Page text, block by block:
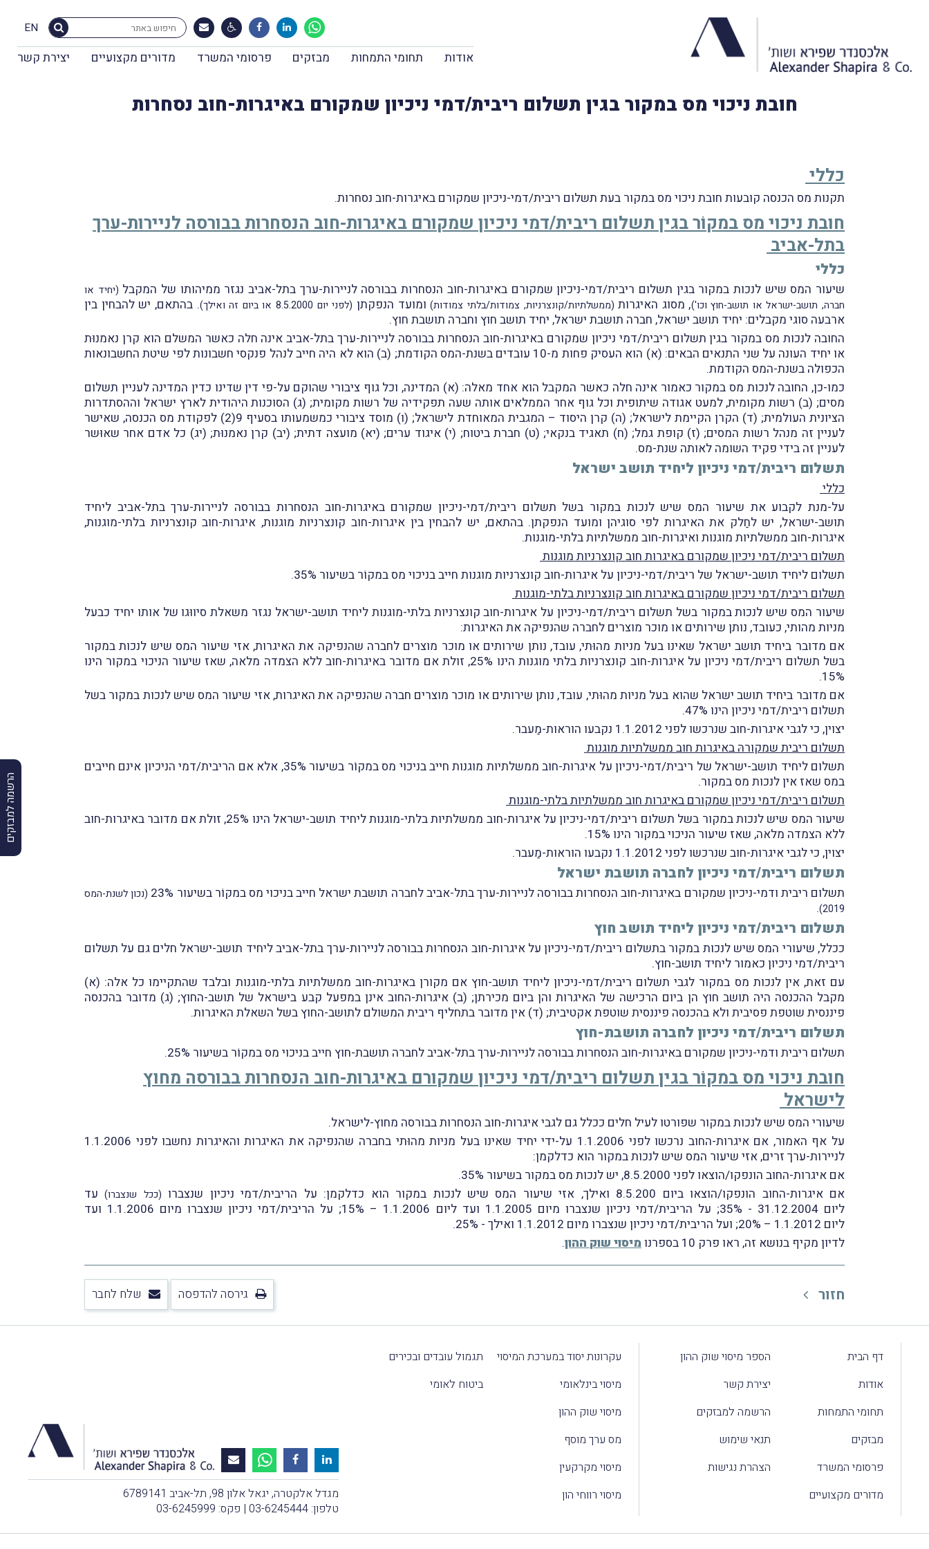
EN
אודות תחומי התמחות מבזקים פרסומי המשרד מדורים מקצועיים יצירת קשר
הרשמה למבזקים
חובת ניכוי מס במקור בגין תשלום ריבית/דמי ניכיון שמקורם באיגרות-חוב נסחרות
כללי
תקנות מס הכנסה קובעות חובת ניכוי מס במקור בעת תשלום ריבית/דמי-ניכיון שמקורם באיגרות-חוב נסחרות.
חובת ניכוי מס במקוֹר בגין תשלום ריבית/דמי ניכיון שמקורם באיגרות-חוב הנסחרות בבורסה לניירות-ערך
בתל-אביב
כללי
שיעור המס שיש לנכות במקור בגין תשלום ריבית/דמי-ניכיון שמקורם באיגרות-חוב הנסחרות בבורסה לניירות-ערך בתל-אביב נגזר ממיהותו של המקבל (יחיד או
חברה, תושב-ישראל או תושב-חוץ וכו'), מסוג האיגרות (ממשלתיות/קונצרניות, צמודות/בלתי צמודות)ומועד הנפקתן (לפני יום 8.5.2000 או ביום זה ואילך)
. בהתאם, יש להבחין בין
ארבעה סוגי מקבלים: יחיד תושב ישראל, חברה תושבת ישראל, יחיד תושב חוץ וחברה תושבת חוץ.
החובה לנכות מס במקור בגין תשלום ריבית/דמי ניכיון שמקורם באיגרות-חוב הנסחרות בבורסה לניירות-ערך בתל-אביב אינה חלה כאשר המשלם הוא קרן נאמנוּת
או יחיד העונה על שני התנאים הבאים: (א) הוא העסיק פחות מ-10 עובדים בשנת-המס הקודמת; (ב) הוא לא היה חייב לנהל פנקסי חשבונות לפי שיטת החשבונאות
הכפולה בשנת-המס הקודמת.
כמו-כן, החובה לנכות מס במקור כאמור אינה חלה כאשר המקבל הוא אחד מאלה: (א) המדינה, וכל גוף ציבורי שהוקם על-פי דין שדינו כדין המדינה לעניין תשלום
מסים; (ב) רשות מקומית, למעט אגודה שיתופית וכל גוף אחר הממלאים אותה שעה תפקידיה של רשות מקומית; (ג) הסוכנות היהודית לארץ ישראל וההסתדרות
הציונית העולמית; (ד) הקרן הקיימת לישראל; (ה) קרן היסוד – המגבית המאוחדת לישראל; (ו) מוסד ציבורי כמשמעותו בסעיף 9(2) לפקודת מס הכנסה, שאישר
לעניין זה מנהל רשות המסים; (ז) קופת גמל; (ח) תאגיד בנקאי; (ט) חברת ביטוח; (י) איגוד ערים; (יא) מועצה דתית; (יב) קרן נאמנוּת; (יג) כל אדם אחר שאוּשר
לעניין זה בידי פקיד השומה לאותה שנת-מס.
תשלום ריבית/דמי ניכיון ליחיד תושב ישראל
כללי
על-מנת לקבוע את שיעור המס שיש לנכות במקור בשל תשלום ריבית/דמי-ניכיון שמקורם באיגרות-חוב הנסחרות בבורסה לניירות-ערך בתל-אביב ליחיד
תושב-ישראל, יש לחַלק את האיגרות לפי סוגיהן ומועד הנפקתן. בהתאם, יש להבחין בין איגרות-חוב קונצרניות מוגנות, איגרות-חוב קונצרניות בלתי-מוגנות,
איגרות-חוב ממשלתיות מוגנות ואיגרות-חוב ממשלתיות בלתי-מוגנות.
תשלום ריבית/דמי ניכיון שמקורם באיגרות חוב קונצרניות מוגנות
תשלום ליחיד תושב-ישראל של ריבית/דמי-ניכיון על איגרות-חוב קונצרניות מוגנות חייב בניכוי מס במקוֹר בשיעור 35%.
תשלום ריבית/דמי ניכיון שמקורם באיגרות חוב קונצרניות בלתי-מוגנות
שיעור המס שיש לנכות במקור בשל תשלום ריבית/דמי-ניכיון על איגרות-חוב קונצרניות בלתי-מוגנות ליחיד תושב-ישראל נגזר משאלת סיווּגו של אותו יחיד כבעל
מניות מהותי, כעובד, נותן שירותים או מוכר מוצרים לחברה שהנפיקה את האיגרות:
אם מדובר ביחיד תושב ישראל שאינו בעל מניות מהוּתי, עובד, נותן שירותים או מוכר מוצרים לחברה שהנפיקה את האיגרות, אזי שיעור המס שיש לנכות במקור
בשל תשלום ריבית/דמי ניכיון על איגרות-חוב קונצרניות בלתי מוגנות הינו 25%, זולת אם מדובר באיגרות-חוב ללא הצמדה מלאה, שאז שיעור הניכוי במקור הינו
15%.
אם מדובר ביחיד תושב ישראל שהוא בעל מניות מהוּתי, עובד, נותן שירותים או מוכר מוצרים חברה שהנפיקה את האיגרות, אזי שיעור המס שיש לנכות במקור בשל
תשלום ריבית/דמי ניכיון הינו 47%.
יצוין, כי לגבי איגרות-חוב שנרכשו לפני 1.1.2012 נקבעו הוראות-מַעבר.
תשלום ריבית שמקורהּ באיגרות חוב ממשלתיות מוגנות
תשלום ליחיד תושב-ישראל של ריבית/דמי-ניכיון על איגרות-חוב ממשלתיות מוגנות חייב בניכוי מס במקוֹר בשיעור 35%, אלא אם הריבית/דמי הניכיון אינם חייבים
במס שאז אין לנכות מס במקור.
תשלום ריבית/דמי ניכיון שמקורם באיגרות חוב ממשלתיות בלתי-מוגנות
שיעור המס שיש לנכות במקור בשל תשלום ריבית/דמי-ניכיון על איגרות-חוב ממשלתיות בלתי-מוגנות ליחיד תושב-ישראל הינו 25%, זולת אם מדובר באיגרות-חוב
ללא הצמדה מלאה, שאז שיעור הניכוי במקור הינו 15%.
יצוין, כי לגבי איגרות-חוב שנרכשו לפני 1.1.2012 נקבעו הוראות-מַעבר.
תשלום ריבית/דמי ניכיון לחברה תושבת ישראל
תשלום ריבית ודמי-ניכיון שמקורם באיגרות-חוב הנסחרות בבורסה לניירות-ערך בתל-אביב לחברה תושבת ישראל חייב בניכוי מס במקוֹר בשיעור 23%
(נכון לשנת-המס
2019)
.
תשלום ריבית/דמי ניכיון ליחיד תושב חוץ
ככלל, שיעורי המס שיש לנכות במקור בתשלום ריבית/דמי-ניכיון על איגרות-חוב הנסחרות בבורסה לניירות-ערך בתל-אביב ליחיד תושב-ישראל חלים גם על תשלום
ריבית/דמי ניכיון כאמור ליחיד תושב-חוץ.
עם זאת, אין לנכות מס במקור לגבי תשלום ריבית/דמי-ניכיון ליחיד תושב-חוץ אם מקורן באיגרות-חוב ממשלתיות בלתי-מוגנות ובלבד שהתקיימו כל אלה: (א)
מקבל ההכנסה היה תושב חוץ הן ביום הרכישה של האיגרות והן ביום מכירתן; (ב) איגרות-החוב אינן במפעל קבע בישראל של תושב-החוץ; (ג) מדובר בהכנסה
פיננסית שוטפת פסיבית ולא בהכנסה פיננסית שוטפת אקטיבית; (ד) אין מדובר בתחליף ריבית המשולם לתושב-החוץ בשל השאלת האיגרות.
תשלום ריבית/דמי ניכיון לחברה תושבת-חוץ
תשלום ריבית ודמי-ניכיון שמקורם באיגרות-חוב הנסחרות בבורסה לניירות-ערך בתל-אביב לחברה תושבת-חוץ חייב בניכוי מס במקוֹר בשיעור 25%.
חובת ניכוי מס במקוֹר בגין תשלום ריבית/דמי ניכיון שמקורם באיגרות-חוב הנסחרות בבורסה מחוץ
לישראל
שיעורי המס שיש לנכות במקור שפורטו לעיל חלים ככלל גם לגבי איגרות-חוב הנסחרות בבורסה מחוץ-לישראל.
על אף האמור, אם איגרות-החוב נרכשו לפני 1.1.2006 על-ידי יחיד שאינו בעל מניות מהוּתי בחברה שהנפיקה את האיגרות והאיגרות נחשבו לפני 1.1.2006
לניירות-ערך זרים, אזי שיעור המס שיש לנכות במקור הוא כדלקמן:
אם איגרות-החוב הונפקו/הוצאו לפני 8.5.2000, יש לנכות מס במקור בשיעור 35%.
אם איגרות-החוב הונפקו/הוצאו ביום 8.5.200 ואילך, אזי שיעור המס שיש לנכות במקור הוא כדלקמן: על הריבית/דמי ניכיון שנצברו
(ככל שנצברו)עד
ליום 31.12.2004 - 35%; על הריבית/דמי ניכיון שנצברו מיום 1.1.2005 ועד ליום 1.1.2006 – 15%; על הריבית/דמי ניכיון שנצברו מיום 1.1.2006 ועד
ליום 1.1.2012 – 20%; ועל הריבית/דמי ניכיון שנצברו מיום 1.1.2012 ואילך - 25%.
לדיון מקיף בנושא זה, ראו פרק 10 בספרנו
מיסוי שוק ההון.
חזור גירסה להדפסה שלח לחבר
דף הבית
אודות
תחומי התמחות
מבזקים
פרסומי המשרד
מדורים מקצועיים
הספר מיסוי שוק ההון
יצירת קשר
הרשמה למבזקים
תנאי שימוש
הצהרת נגישות
עקרונות יסוד במערכת המיסוי
מיסוי בינלאומי
מיסוי שוק ההון
מס ערך מוסף
מיסוי מקרקעין
מיסוי רווחי הון
תגמול עובדים ובכירים
ביטוח לאומי
מגדל אלקטרה, יגאל אלון 98, תל-אביב 6789141
טלפון: 03-6245444 | פקס: 03-6245999